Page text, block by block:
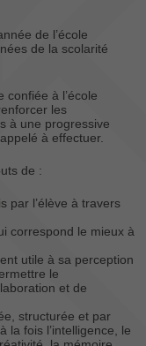
de l’école
de la scolarité
à l’école
les
à une progressive
à effectuer.
de :
par l’élève à travers
correspond le mieux à
utile à sa perception
le
et de
structurée et par
la fois l’intelligence, le